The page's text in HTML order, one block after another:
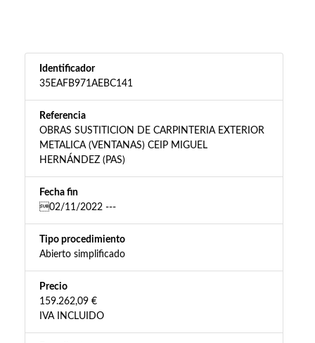
Identificador
35EAFB971AEBC141
Referencia
OBRAS SUSTITICION DE CARPINTERIA EXTERIOR
METALICA (VENTANAS) CEIP MIGUEL
HERNÁNDEZ (PAS)
Fecha fin
02/11/2022 ---
Tipo procedimiento
Abierto simplificado
Precio
159.262,09 €
IVA INCLUIDO